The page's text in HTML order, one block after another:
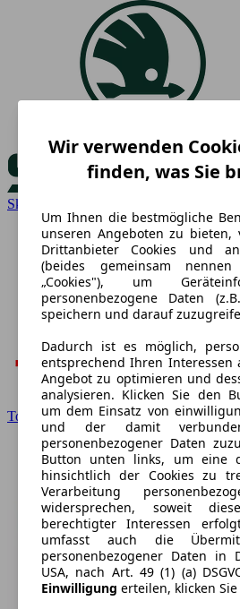
Skoda
Toyota
Wir verwenden
finden, was Sie
Um Ihnen die bestmögliche
unseren Angeboten zu bieten,
Drittanbieter Cookies und
(beides gemeinsam
„Cookies"), um
personenbezogene Daten
speichern und darauf
Dadurch ist es möglich,
entsprechend Ihren Interessen
Angebot zu optimieren und
analysieren. Klicken Sie den
um dem Einsatz von
und der damit
personenbezogener Daten
Button unten links, um eine
hinsichtlich der Cookies zu
Verarbeitung
widersprechen, soweit
berechtigter Interessen
umfasst auch die
personenbezogener Daten in
USA, nach Art. 49 (1) (a)
Einwilligung erteilen, klicken